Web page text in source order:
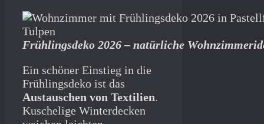
Frühlingsdeko 2026 – natürliche
Ein schöner Einstieg in die
Frühlingsdeko ist das
Austauschen von Textilien.
Kuschelige Winterdecken